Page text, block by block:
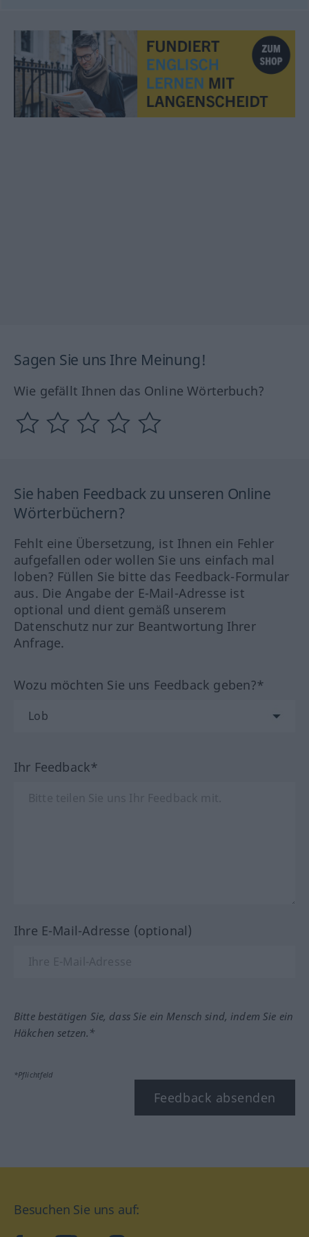
Sagen Sie uns Ihre Meinung!
Wie gefällt Ihnen das Online Wörterbuch?
Sie haben Feedback zu unseren Online
Wörterbüchern?
Fehlt eine Übersetzung, ist Ihnen ein Fehler
aufgefallen oder wollen Sie uns einfach mal
loben? Füllen Sie bitte das Feedback-Formular
aus. Die Angabe der E-Mail-Adresse ist
optional und dient gemäß unserem
Datenschutz nur zur Beantwortung Ihrer
Anfrage.
Wozu möchten Sie uns Feedback geben?*
Ihr Feedback*
Ihre E-Mail-Adresse (optional)
Bitte bestätigen Sie, dass Sie ein Mensch sind, indem Sie ein
Häkchen setzen.*
*Pflichtfeld
Feedback absenden
Besuchen Sie uns auf: